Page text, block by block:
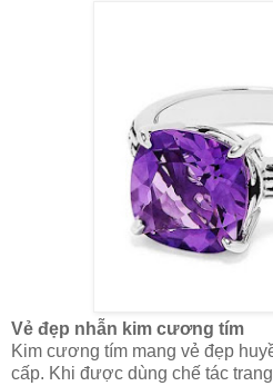
Vẻ đẹp nhẫn kim cương tím
Kim cương tím mang vẻ đẹp
cấp. Khi được dùng chế tác